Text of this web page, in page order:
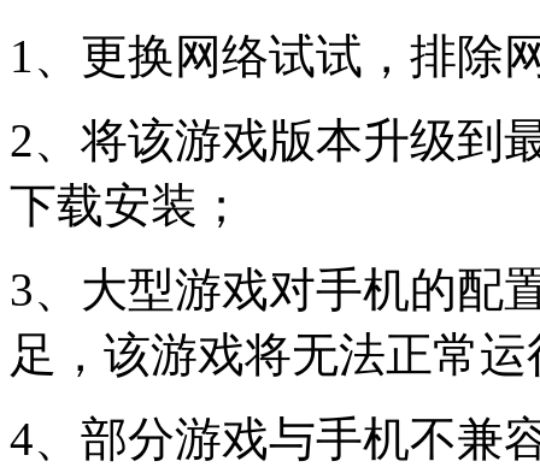
1、更换网络试试，排除
2、将该游戏版本升级到
下载安装；
3、大型游戏对手机的配
足，该游戏将无法正常运
4、部分游戏与手机不兼